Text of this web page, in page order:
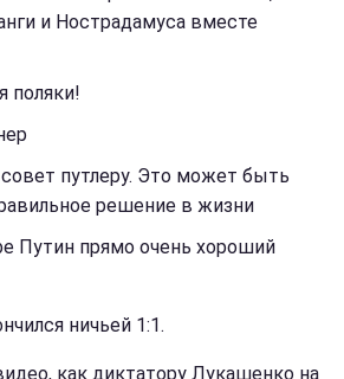
и Нострадамуса вместе
поляки!
путлеру. Это может быть
решение в жизни
Путин прямо очень хороший
ничьей 1:1.
как диктатору Лукашенко на